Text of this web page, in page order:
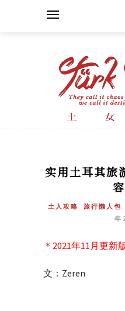
实用土耳其旅
土人攻略 旅行懒人包
年
＊2021年11月更新
文：Zeren